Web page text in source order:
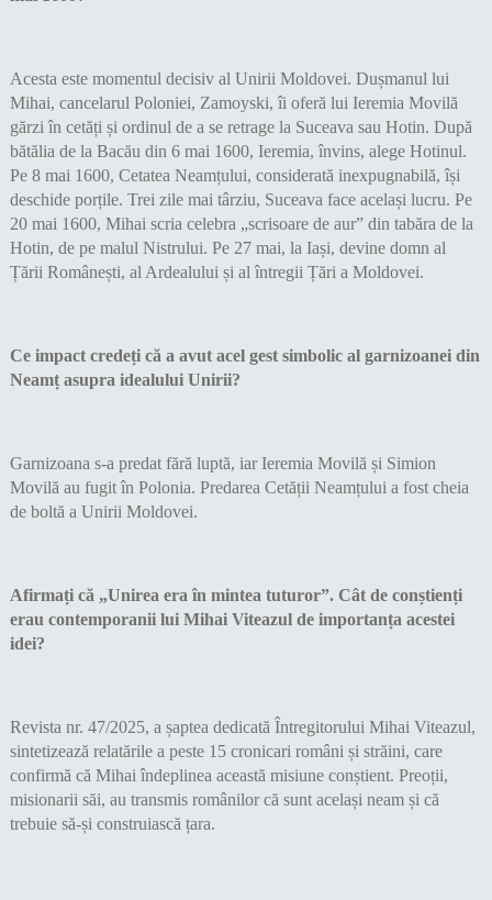
Acesta este momentul decisiv al Unirii Moldovei. Dușmanul lui
Mihai, cancelarul Poloniei, Zamoyski, îi oferă lui Ieremia Movilă
gărzi în cetăți și ordinul de a se retrage la Suceava sau Hotin. După
bătălia de la Bacău din 6 mai 1600, Ieremia, învins, alege Hotinul.
Pe 8 mai 1600, Cetatea Neamțului, considerată inexpugnabilă, își
deschide porțile. Trei zile mai târziu, Suceava face același lucru. Pe
20 mai 1600, Mihai scria celebra „scrisoare de aur” din tabăra de la
Hotin, de pe malul Nistrului. Pe 27 mai, la Iași, devine domn al
Țării Românești, al Ardealului și al întregii Țări a Moldovei.
Ce impact credeți că a avut acel gest simbolic al garnizoanei din
Neamț asupra idealului Unirii?
Garnizoana s-a predat fără luptă, iar Ieremia Movilă și Simion
Movilă au fugit în Polonia. Predarea Cetății Neamțului a fost cheia
de boltă a Unirii Moldovei.
Afirmați că „Unirea era în mintea tuturor”. Cât de conștienți
erau contemporanii lui Mihai Viteazul de importanța acestei
idei?
Revista nr. 47/2025, a șaptea dedicată Întregitorului Mihai Viteazul,
sintetizează relatările a peste 15 cronicari români și străini, care
confirmă că Mihai îndeplinea această misiune conștient. Preoții,
misionarii săi, au transmis românilor că sunt același neam și că
trebuie să-și construiască țara.